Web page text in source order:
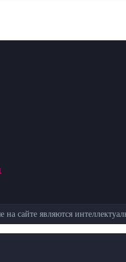
сайте являются